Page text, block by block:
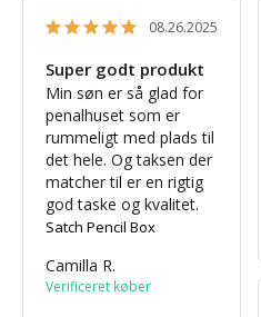
08.26.2025
Super godt produkt
Min søn er så glad for
penalhuset som er
rummeligt med plads til
det hele. Og taksen der
matcher til er en rigtig
god taske og kvalitet.
Satch Pencil Box
Camilla R.